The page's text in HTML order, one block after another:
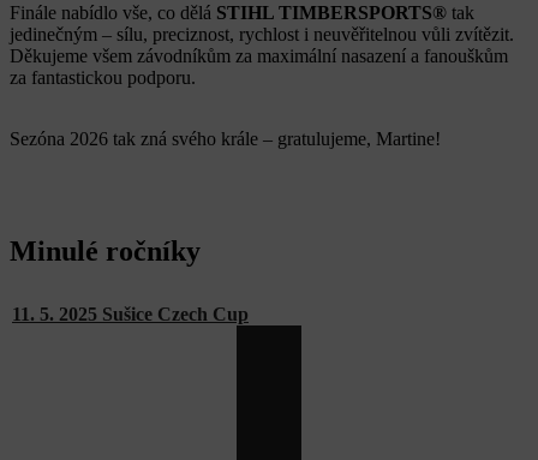
Finále nabídlo vše, co dělá STIHL TIMBERSPORTS® tak
jedinečným – sílu, preciznost, rychlost i neuvěřitelnou vůli zvítězit.
Děkujeme všem závodníkům za maximální nasazení a fanouškům
za fantastickou podporu.
Sezóna 2026 tak zná svého krále – gratulujeme, Martine!
Minulé ročníky
11. 5. 2025 Sušice Czech Cup